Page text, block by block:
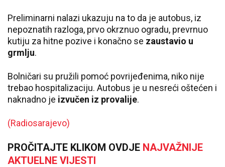
Preliminarni nalazi ukazuju na to da je autobus, iz
nepoznatih razloga, prvo okrznuo ogradu, prevrnuo
kutiju za hitne pozive i konačno se zaustavio u
grmlju.
Bolničari su pružili pomoć povrijeđenima, niko nije
trebao hospitalizaciju. Autobus je u nesreći oštećen i
naknadno je izvučen iz provalije.
(Radiosarajevo)
PROČITAJTE KLIKOM OVDJE NAJVAŽNIJE
AKTUELNE VIJESTI